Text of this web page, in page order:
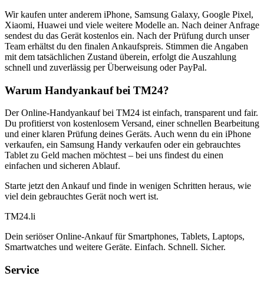
Wir kaufen unter anderem iPhone, Samsung Galaxy, Google Pixel,
Xiaomi, Huawei und viele weitere Modelle an. Nach deiner Anfrage
sendest du das Gerät kostenlos ein. Nach der Prüfung durch unser
Team erhältst du den finalen Ankaufspreis. Stimmen die Angaben
mit dem tatsächlichen Zustand überein, erfolgt die Auszahlung
schnell und zuverlässig per Überweisung oder PayPal.
Warum Handyankauf bei TM24?
Der Online-Handyankauf bei TM24 ist einfach, transparent und fair.
Du profitierst von kostenlosem Versand, einer schnellen Bearbeitung
und einer klaren Prüfung deines Geräts. Auch wenn du ein iPhone
verkaufen, ein Samsung Handy verkaufen oder ein gebrauchtes
Tablet zu Geld machen möchtest – bei uns findest du einen
einfachen und sicheren Ablauf.
Starte jetzt den Ankauf und finde in wenigen Schritten heraus, wie
viel dein gebrauchtes Gerät noch wert ist.
TM24.li
Dein seriöser Online-Ankauf für Smartphones, Tablets, Laptops,
Smartwatches und weitere Geräte. Einfach. Schnell. Sicher.
Service